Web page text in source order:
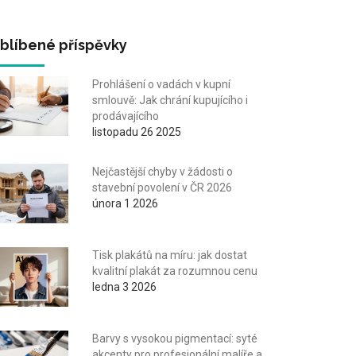
příspěvky
Prohlášení o vadách v kupní
smlouvě: Jak chrání kupujícího i
prodávajícího
listopadu 26 2025
Nejčastější chyby v žádosti o
stavební povolení v ČR 2026
února 1 2026
Tisk plakátů na míru: jak dostat
kvalitní plakát za rozumnou cenu
ledna 3 2026
Barvy s vysokou pigmentací: syté